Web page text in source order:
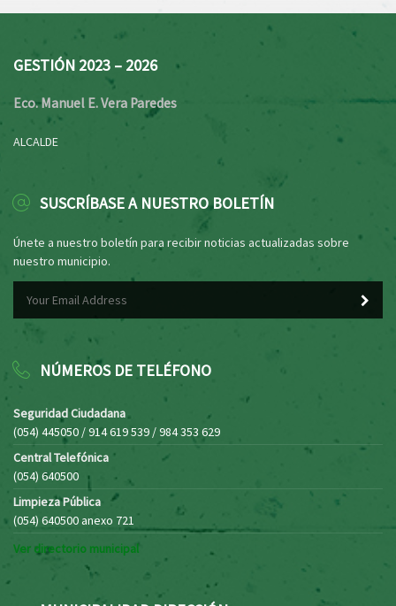
GESTIÓN 2023 – 2026
Eco. Manuel E. Vera Paredes
ALCALDE
SUSCRÍBASE A NUESTRO BOLETÍN
Únete a nuestro boletín para recibir noticias actualizadas sobre
nuestro municipio.
NÚMEROS DE TELÉFONO
Seguridad Ciudadana
(054) 445050 / 914 619 539 / 984 353 629
Central Telefónica
(054) 640500
Limpieza Pública
(054) 640500 anexo 721
Ver directorio municipal